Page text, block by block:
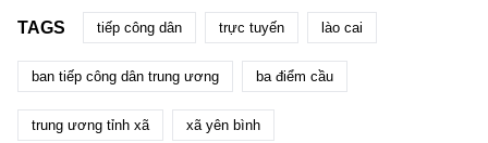
TAGS tiếp công dân trực tuyến lào cai
ban tiếp công dân trung ương ba điểm cầu
trung ương tỉnh xã xã yên bình